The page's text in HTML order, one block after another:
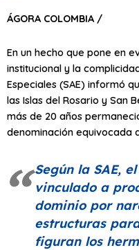
ÁGORA COLOMBIA /
En un hecho que pone en
institucional y la
Especiales (SAE) informó
las Islas del Rosario y San
más de 20 años
denominación equivocada
Según la SAE,
vinculado a
dominio por
estructuras
figuran los